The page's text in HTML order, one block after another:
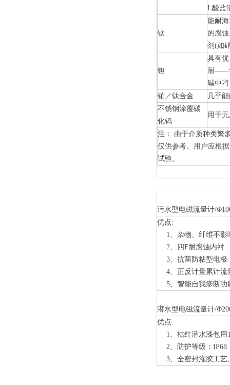
L酸盐
钛
能耐
的腐
剂 (如
钽
具有
耐——
碱中
铂／钛合金
几乎
不锈钢涂覆碳
化钨
用于
注： 由于介质种类繁
仅供参考。用户应根
试验。
污水型电磁流量计/
优点:
1、杂物、纤维不影
2、四F耐腐蚀内衬
3、抗菌防粘型电极
4、正反计量累计流
5、智能自我疹断功
潜水型电磁流量计/
优点:
1、桔红潜水漆包用
2、防护等级：IP68
3、全密封灌胶工艺,